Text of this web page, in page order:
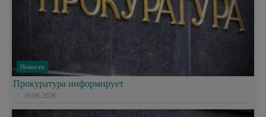
Новости
Прокуратура информирует
10.06.2026